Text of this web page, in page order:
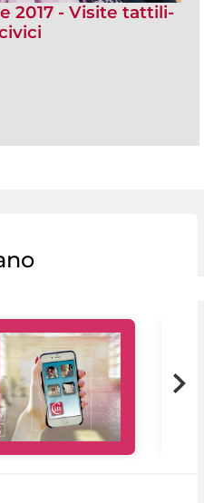
2017 - Visite tattili-